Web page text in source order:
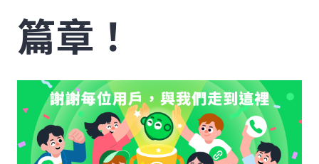
篇章！